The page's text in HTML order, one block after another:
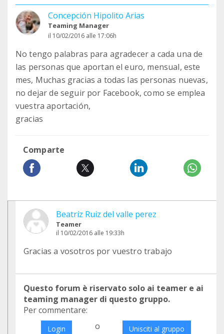
Concepción Hipolito Arias
Teaming Manager
il 10/02/2016 alle 17:06h
No tengo palabras para agradecer a cada una de
las personas que aportan el euro, mensual, este
mes, Muchas gracias a todas las personas nuevas,
no dejar de seguir por Facebook, como se emplea
vuestra aportación,
gracias
Comparte
Beatríz Ruiz del valle perez
Teamer
il 10/02/2016 alle 19:33h
Gracias a vosotros por vuestro trabajo
Questo forum è riservato solo ai teamer e ai
teaming manager di questo gruppo.
Per commentare:
Login o Unisciti al gruppo